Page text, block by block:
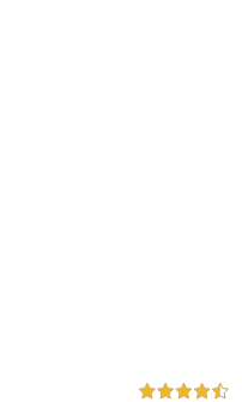
4,5 étoiles sur 5